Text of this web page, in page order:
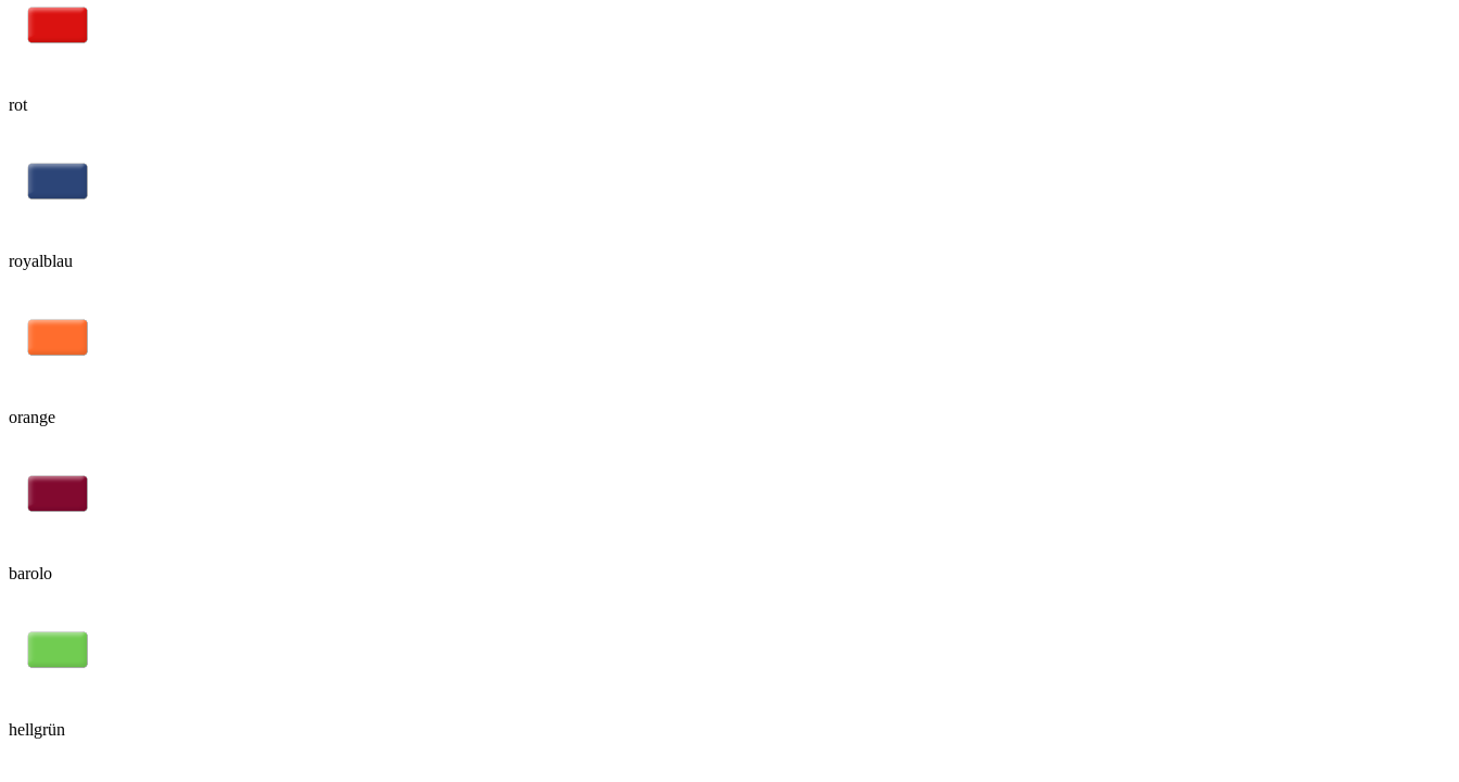
rot
royalblau
orange
barolo
hellgrün